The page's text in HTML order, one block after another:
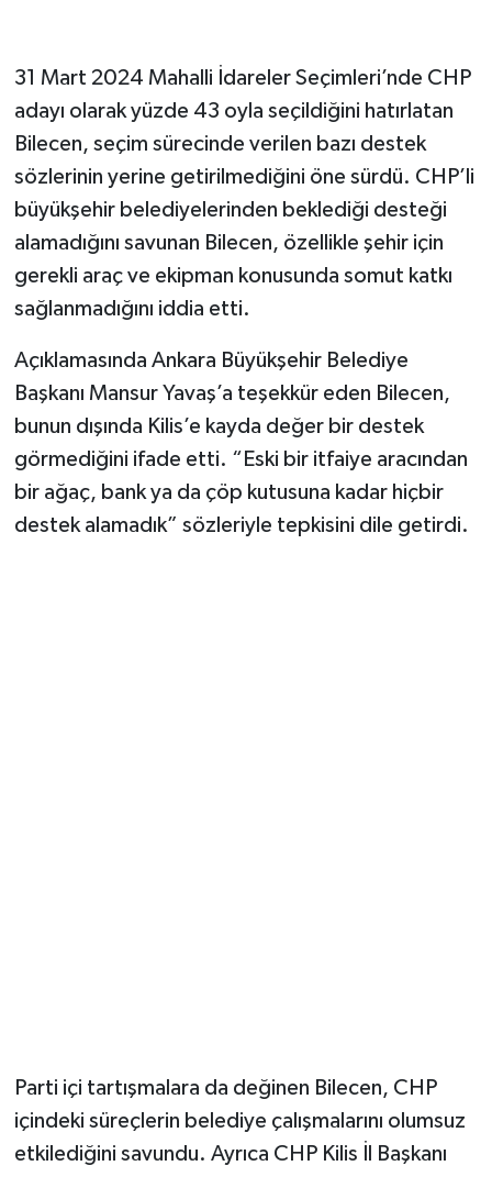
31 Mart 2024 Mahalli İdareler Seçimleri’nde CHP
adayı olarak yüzde 43 oyla seçildiğini hatırlatan
Bilecen, seçim sürecinde verilen bazı destek
sözlerinin yerine getirilmediğini öne sürdü. CHP’li
büyükşehir belediyelerinden beklediği desteği
alamadığını savunan Bilecen, özellikle şehir için
gerekli araç ve ekipman konusunda somut katkı
sağlanmadığını iddia etti.
Açıklamasında Ankara Büyükşehir Belediye
Başkanı Mansur Yavaş’a teşekkür eden Bilecen,
bunun dışında Kilis’e kayda değer bir destek
görmediğini ifade etti. “Eski bir itfaiye aracından
bir ağaç, bank ya da çöp kutusuna kadar hiçbir
destek alamadık” sözleriyle tepkisini dile getirdi.
Parti içi tartışmalara da değinen Bilecen, CHP
içindeki süreçlerin belediye çalışmalarını olumsuz
etkilediğini savundu. Ayrıca CHP Kilis İl Başkanı
Sokak Hayvanlarını Sahiplendirme
Sonsöz Özel
Spor
Vasıta
Yaşam